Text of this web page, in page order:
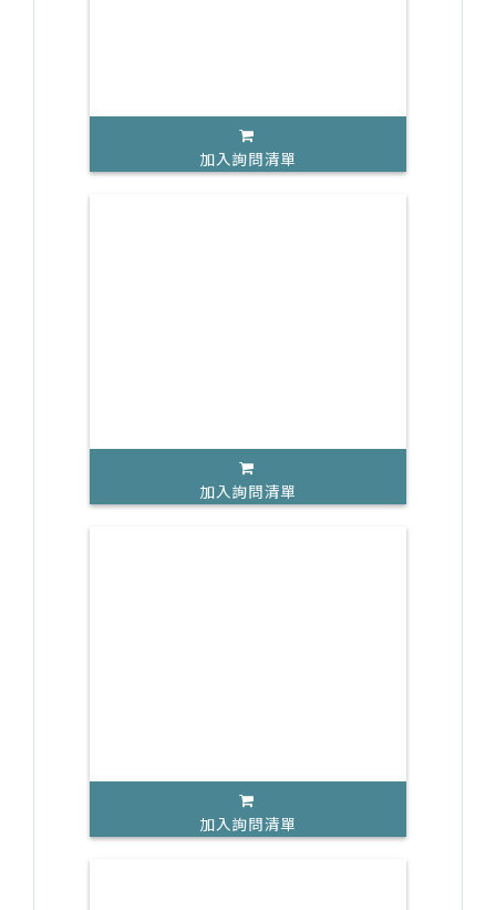
加入詢問清單
加入詢問清單
加入詢問清單